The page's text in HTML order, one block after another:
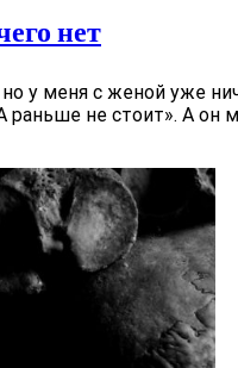
нет
у меня с женой уже
не стоит». А он